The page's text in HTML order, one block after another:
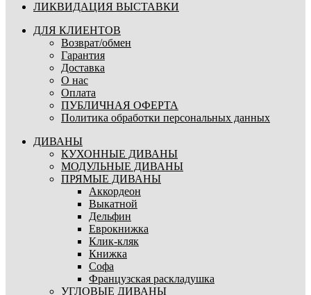
ЛИКВИДАЦИЯ ВЫСТАВКИ
ДЛЯ КЛИЕНТОВ
Возврат/обмен
Гарантия
Доставка
О нас
Оплата
ПУБЛИЧНАЯ ОФЕРТА
Политика обработки персональных данных
ДИВАНЫ
КУХОННЫЕ ДИВАНЫ
МОДУЛЬНЫЕ ДИВАНЫ
ПРЯМЫЕ ДИВАНЫ
Аккордеон
Выкатной
Дельфин
Еврокнижка
Клик-кляк
Книжка
Софа
Французская раскладушка
УГЛОВЫЕ ДИВАНЫ